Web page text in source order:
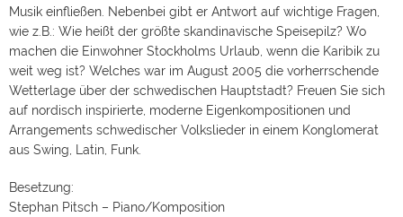
Musik einfließen. Nebenbei gibt er Antwort auf wichtige Fragen,
wie z.B.: Wie heißt der größte skandinavische Speisepilz? Wo
machen die Einwohner Stockholms Urlaub, wenn die Karibik zu
weit weg ist? Welches war im August 2005 die vorherrschende
Wetterlage über der schwedischen Hauptstadt? Freuen Sie sich
auf nordisch inspirierte, moderne Eigenkompositionen und
Arrangements schwedischer Volkslieder in einem Konglomerat
aus Swing, Latin, Funk.
Besetzung:
Stephan Pitsch – Piano/Komposition